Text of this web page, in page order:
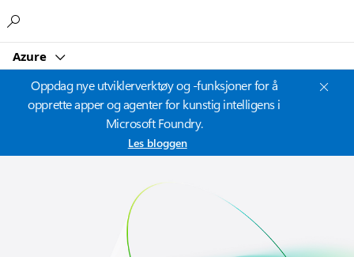
Azure
Oppdag nye utviklerverktøy og -funksjoner for å
opprette apper og agenter for kunstig intelligens i
Microsoft Foundry.
Les bloggen